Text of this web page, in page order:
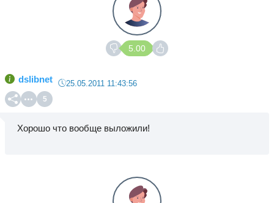
5.00
dslibnet 25.05.2011 11:43:56
5
Хорошо что вообще выложили!